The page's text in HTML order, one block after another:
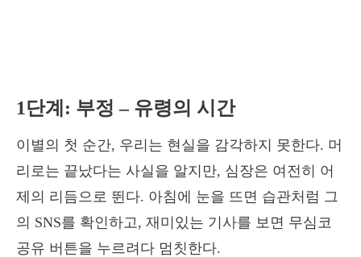
1단계: 부정 – 유령의 시간
이별의 첫 순간, 우리는 현실을 감각하지 못한다. 머
리로는 끝났다는 사실을 알지만, 심장은 여전히 어
제의 리듬으로 뛴다. 아침에 눈을 뜨면 습관처럼 그
의 SNS를 확인하고, 재미있는 기사를 보면 무심코
공유 버튼을 누르려다 멈칫한다.